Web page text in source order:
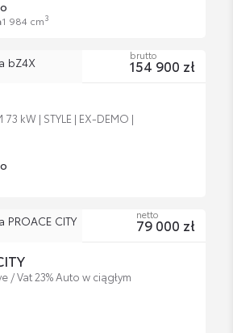
1 984 cm3
kW | STYLE | EX-DEMO |
brutto
154 900 zł
/ Vat 23% Auto w ciągłym
netto
79 000 zł